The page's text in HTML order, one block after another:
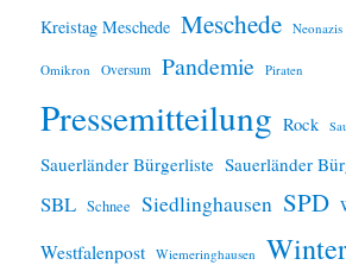
Kreistag Meschede Meschede Neonazis
Omikron Oversum Pandemie Piraten
Pressemitteilung Rock
Sauerländer Bürgerliste Sauerländer
SBL Schnee Siedlinghausen SPD
Westfalenpost Wiemeringhausen